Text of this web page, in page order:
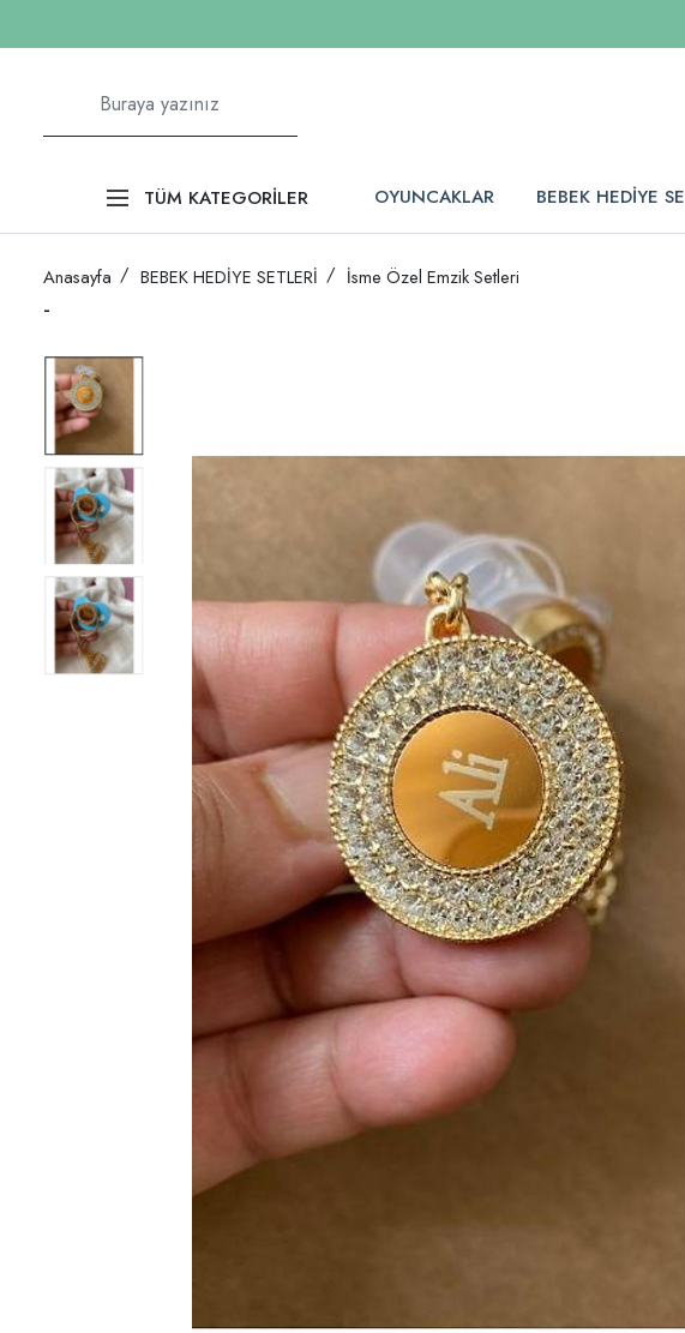
TÜM KATEGORİLER OYUNCAKLAR BEBEK HEDİYE
Anasayfa BEBEK HEDİYE SETLERİ İsme Özel Emzik Setleri
-